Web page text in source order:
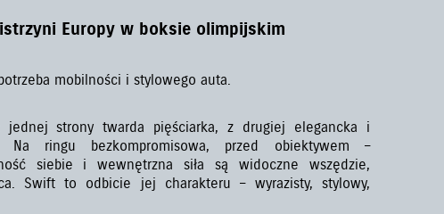
Europy w boksie olimpijskim
mobilności i stylowego auta.
jednej strony twarda pięściarka, z drugiej elegancka i
Na ringu bezkompromisowa, przed obiektywem –
siebie i wewnętrzna siła są widoczne wszędzie,
Swift to odbicie jej charakteru – wyrazisty, stylowy,